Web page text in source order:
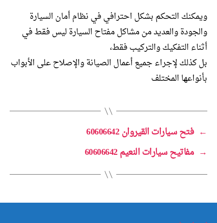
ويمكنك التحكم بشكل احترافي في نظام أمان السيارة
والجودة والعديد من مشاكل مفتاح السيارة ليس فقط في
أثناء التفكيك والتركيب فقط،
بل كذلك لإجراء جميع أعمال الصيانة والإصلاح على الأبواب
بأنواعها المختلف
← فتح سيارات القيروان 60606642
→ مفاتيح سيارات النعيم 60606642